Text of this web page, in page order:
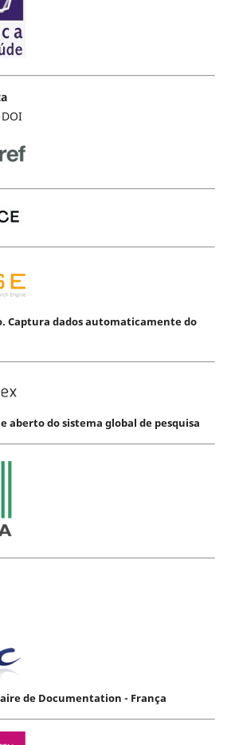
Captura dados automaticamente do
aberto do sistema global de pesquisa
de Documentation - França